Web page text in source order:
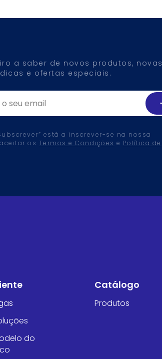
a saber de novos produtos, novas
e ofertas especiais.
está a inscrever-se na nossa
os Termos e Condições e Política de
do
Catálogo
Produtos